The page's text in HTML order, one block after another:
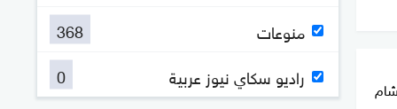
منوعات
368
راديو سكاي نيوز عربية
0